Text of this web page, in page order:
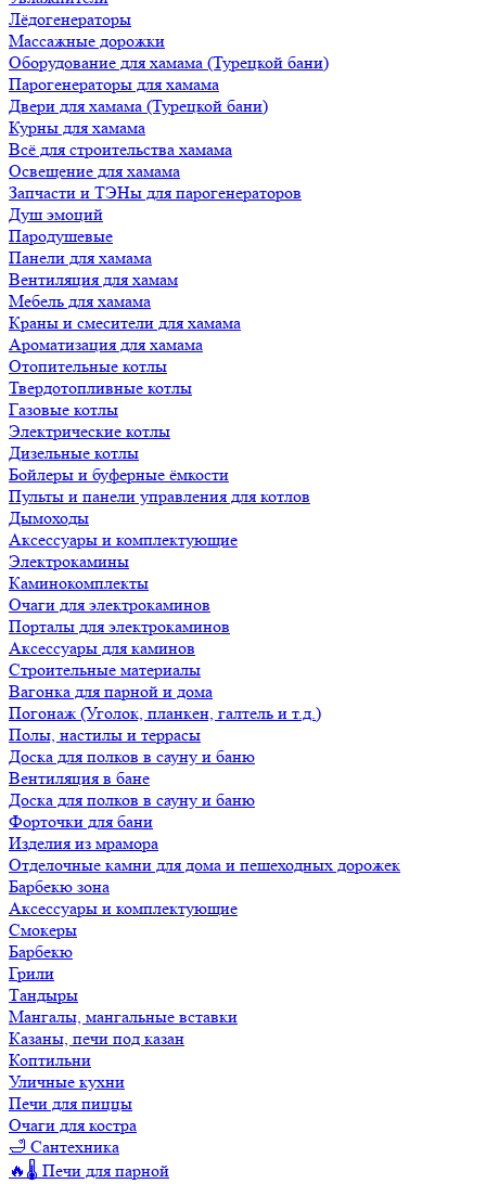
Лёдогенераторы
Массажные дорожки
Оборудование для хамама (Турецкой бани)
Парогенераторы для хамама
Двери для хамама (Турецкой бани)
Курны для хамама
Всё для строительства хамама
Освещение для хамама
Запчасти и ТЭНы для парогенераторов
Душ эмоций
Пародушевые
Панели для хамама
Вентиляция для хамам
Мебель для хамама
Краны и смесители для хамама
Ароматизация для хамама
Отопительные котлы
Твердотопливные котлы
Газовые котлы
Электрические котлы
Дизельные котлы
Бойлеры и буферные ёмкости
Пульты и панели управления для котлов
Дымоходы
Аксессуары и комплектующие
Электрокамины
Каминокомплекты
Очаги для электрокаминов
Порталы для электрокаминов
Аксессуары для каминов
Строительные материалы
Вагонка для парной и дома
Погонаж (Уголок, планкен, галтель и т.д.)
Полы, настилы и террасы
Доска для полков в сауну и баню
Вентиляция в бане
Доска для полков в сауну и баню
Форточки для бани
Изделия из мрамора
Отделочные камни для дома и пешеходных дорожек
Барбекю зона
Аксессуары и комплектующие
Смокеры
Барбекю
Грили
Тандыры
Мангалы, мангальные вставки
Казаны, печи под казан
Коптильни
Уличные кухни
Печи для пиццы
Очаги для костра
🛁 Сантехника
🔥🌡️ Печи для парной